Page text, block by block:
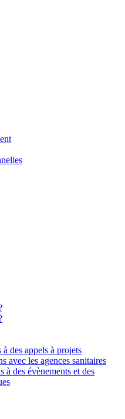
des appels à projets
avec les agences sanitaires
à des évènements et des